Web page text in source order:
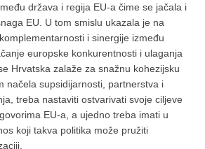
država i regija EU-a čime se jačala i
EU. U tom smislu ukazala je na
i sinergije između
europske konkurentnosti i ulaganja
Hrvatska zalaže za snažnu kohezijsku
načela supsidijarnosti, partnerstva i
treba nastaviti ostvarivati svoje ciljeve
EU-a, a ujedno treba imati u
koji takva politika može pružiti